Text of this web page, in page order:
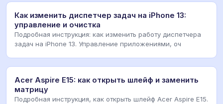
Как изменить диспетчер задач на iPhone 13:
управление и очистка
Подробная инструкция: как изменить работу диспетчера
задач на iPhone 13. Управление приложениями, оч
Acer Aspire E15: как открыть шлейф и заменить
матрицу
Подробная инструкция, как открыть шлейф Acer Aspire E15.